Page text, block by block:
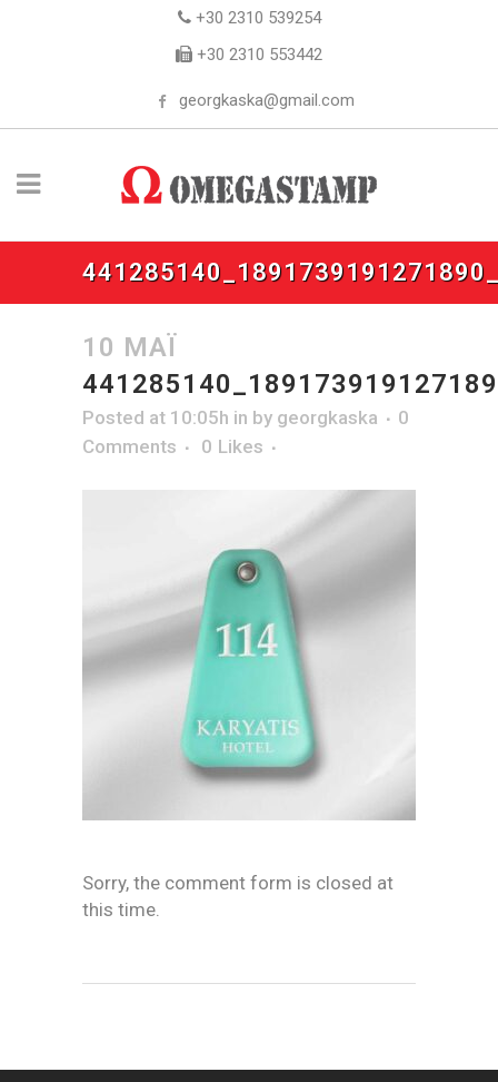
+30 2310 539254
+30 2310 553442
georgkaska@gmail.com
10 ΜΆΙ
Posted at 10:05h in by georgkaska
0
Comments
0 Likes
Sorry, the comment form is closed at
this time.